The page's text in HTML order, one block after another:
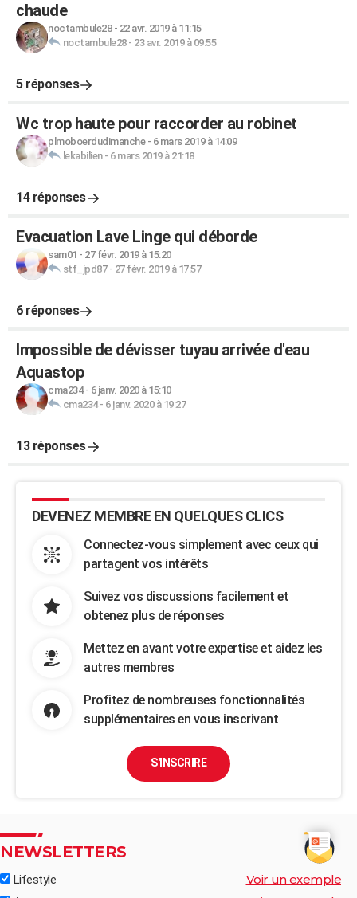
chaude
noctambule28- 22 avr. 2019 à 11:15
noctambule28- 23 avr. 2019 à 09:55
5 réponses
Wc trop haute pour raccorder au robinet
plmoboerdudimanche- 6 mars 2019 à 14:09
lekabilien- 6 mars 2019 à 21:18
14 réponses
Evacuation Lave Linge qui déborde
sam01 - 27 févr. 2019 à 15:20
stf_jpd87- 27 févr. 2019 à 17:57
6 réponses
Impossible de dévisser tuyau arrivée d'eau
Aquastop
cma234- 6 janv. 2020 à 15:10
cma234- 6 janv. 2020 à 19:27
13 réponses
DEVENEZ MEMBRE EN QUELQUES CLICS
Connectez-vous simplement avec ceux qui
partagent vos intérêts
Suivez vos discussions facilement et
obtenez plus de réponses
Mettez en avant votre expertise et aidez les
autres membres
Profitez de nombreuses fonctionnalités
supplémentaires en vous inscrivant
S'INSCRIRE
NEWSLETTERS
Lifestyle Voir un exemple